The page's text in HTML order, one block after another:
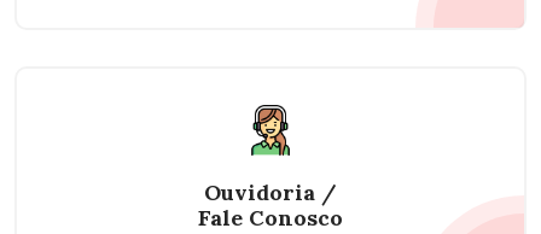
Ouvidoria /
Fale Conosco